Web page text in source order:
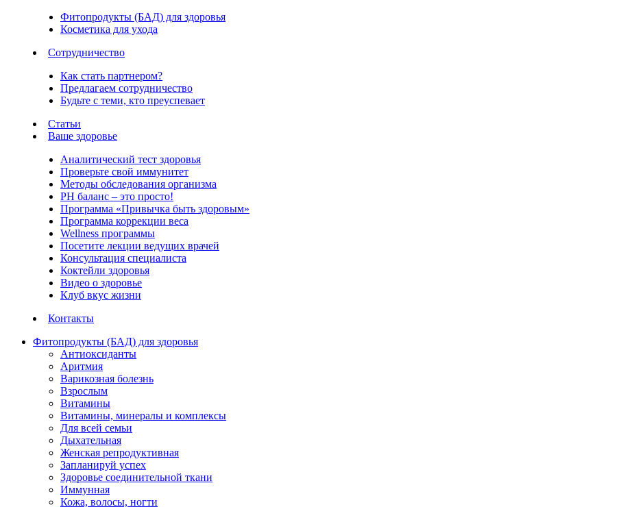
Фитопродукты (БАД) для здоровья
Косметика для ухода
Сотрудничество
Как стать партнером?
Предлагаем сотрудничество
Будьте с теми, кто преуспевает
Статьи
Ваше здоровье
Аналитический тест здоровья
Проверьте свой иммунитет
Методы обследования организма
РH баланс – это просто!
Программа «Привычка быть здоровым»
Программа коррекции веса
Wellness программы
Посетите лекции ведущих врачей
Консультация специалиста
Коктейли здоровья
Видео о здоровье
Клуб вкус жизни
Контакты
Фитопродукты (БАД) для здоровья
Антиоксиданты
Аритмия
Варикозная болезнь
Взрослым
Витамины
Витамины, минералы и комплексы
Для всей семьи
Дыхательная
Женская репродуктивная
Запланируй успех
Здоровье соединительной ткани
Иммунная
Кожа, волосы, ногти